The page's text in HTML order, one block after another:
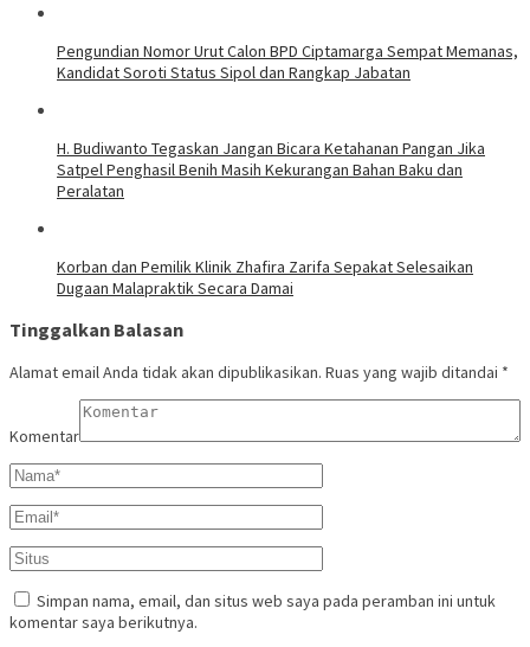
Pengundian Nomor Urut Calon BPD Ciptamarga Sempat Memanas,
Kandidat Soroti Status Sipol dan Rangkap Jabatan
H. Budiwanto Tegaskan Jangan Bicara Ketahanan Pangan Jika
Satpel Penghasil Benih Masih Kekurangan Bahan Baku dan
Peralatan
Korban dan Pemilik Klinik Zhafira Zarifa Sepakat Selesaikan
Dugaan Malapraktik Secara Damai
Tinggalkan Balasan
Alamat email Anda tidak akan dipublikasikan. Ruas yang wajib ditandai *
Komentar
Simpan nama, email, dan situs web saya pada peramban ini untuk
komentar saya berikutnya.